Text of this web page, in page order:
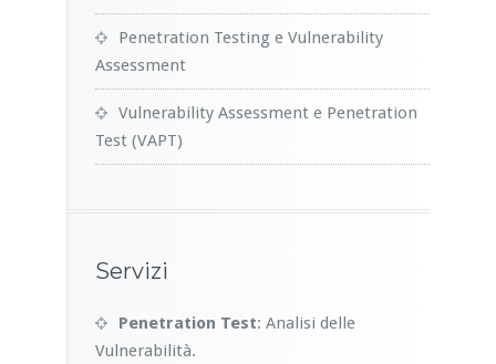
Penetration Testing e Vulnerability
Assessment
Vulnerability Assessment e Penetration
Test (VAPT)
Servizi
Penetration Test: Analisi delle
Vulnerabilità.